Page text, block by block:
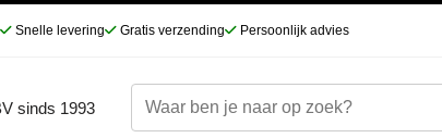
Snelle levering Gratis verzending Persoonlijk advies